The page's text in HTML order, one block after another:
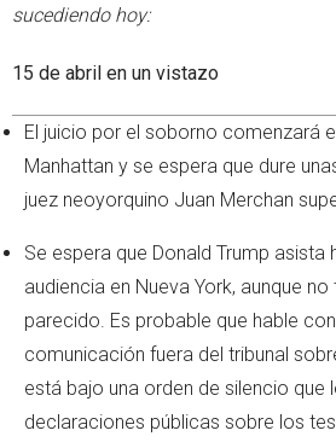
sucediendo hoy:
15 de abril en un vistazo
El juicio por el soborno comenzará
Manhattan y se espera que dure
juez neoyorquino Juan Merchan
Se espera que Donald Trump asista
audiencia en Nueva York, aunque
parecido. Es probable que hable
comunicación fuera del tribunal
está bajo una orden de silencio que
declaraciones públicas sobre los